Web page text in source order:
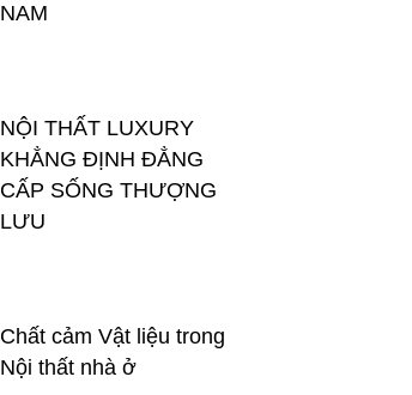
NAM
NỘI THẤT LUXURY
KHẲNG ĐỊNH ĐẲNG
CẤP SỐNG THƯỢNG
LƯU
Chất cảm Vật liệu trong
Nội thất nhà ở